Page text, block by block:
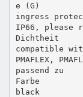
e (G)
ingress
IP66, please
Dichtheit
compatible
PMAFLEX,
passend zu
Farbe
black